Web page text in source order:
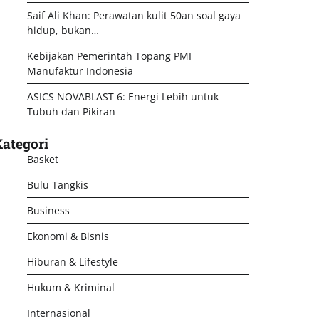
Saif Ali Khan: Perawatan kulit 50an soal gaya
hidup, bukan…
Kebijakan Pemerintah Topang PMI
Manufaktur Indonesia
ASICS NOVABLAST 6: Energi Lebih untuk
Tubuh dan Pikiran
Basket
Bulu Tangkis
Business
Ekonomi & Bisnis
Hiburan & Lifestyle
Hukum & Kriminal
Internasional